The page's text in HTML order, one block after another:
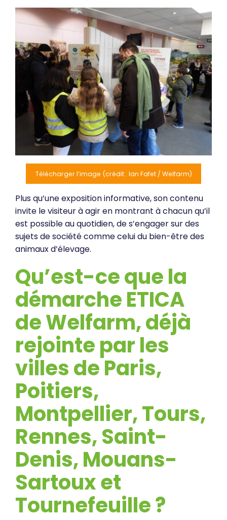
Télécharger l’image (crédit : Ian Fafet / Welfarm)
Plus qu’une exposition informative, son contenu
invite le visiteur à agir en montrant à chacun qu’il
est possible au quotidien, de s’engager sur des
sujets de société comme celui du bien-être des
animaux d’élevage.
Qu’est-ce que la
démarche ETICA
de Welfarm, déjà
rejointe par les
villes de Paris,
Poitiers,
Montpellier, Tours,
Rennes, Saint-
Denis, Mouans-
Sartoux et
Tournefeuille ?